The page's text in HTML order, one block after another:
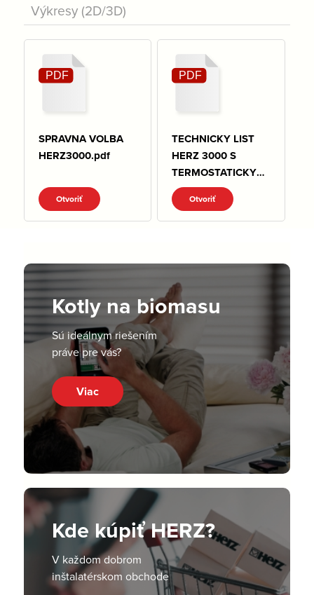
Výkresy (2D/3D)
SPRAVNA VOLBA
HERZ3000.pdf
Otvoriť
TECHNICKY LIST
HERZ 3000 S
TERMOSTATICKYM
ZVRSKOM.pdf
Otvoriť
Kotly na biomasu
Sú ideálnym riešením
práve pre vás?
Viac
Kde kúpiť HERZ?
V každom dobrom
inštalatérskom obchode